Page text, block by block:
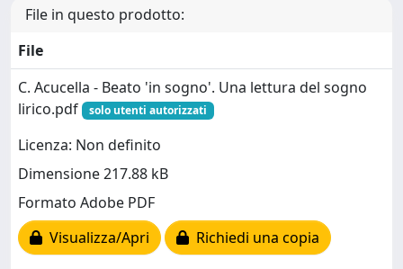
File in questo prodotto:
File
C. Acucella - Beato 'in sogno'. Una lettura del sogno
lirico.pdf
solo utenti autorizzati
Licenza: Non definito
Dimensione 217.88 kB
Formato Adobe PDF
Visualizza/Apri
Richiedi una copia